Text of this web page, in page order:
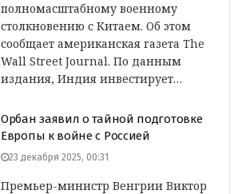
полномасштабному военному
столкновению с Китаем. Об этом
сообщает американская газета The
Wall Street Journal. По данным
издания, Индия инвестирует…
Орбан заявил о тайной подготовке
Европы к войне с Россией
23 декабря 2025, 00:31
Премьер-министр Венгрии Виктор